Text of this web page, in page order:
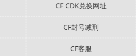
CF CDK兑换网址
CF封号减刑
CF客服